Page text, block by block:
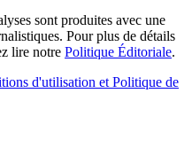
sont produites avec une
Pour plus de détails
lire notre Politique Éditoriale.
d'utilisation et Politique de